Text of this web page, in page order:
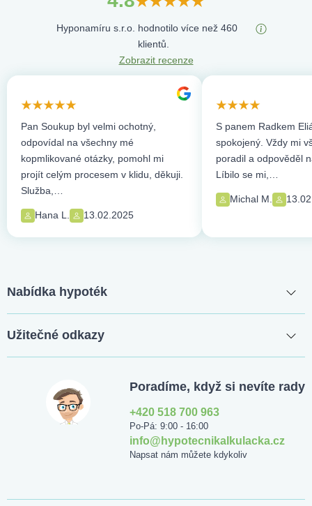
Hyponamíru s.r.o. hodnotilo více než 460
klientů.
Zobrazit recenze
Pan Soukup byl velmi ochotný,
odpovídal na všechny mé
kopmlikované otázky, pomohl mi
projít celým procesem v klidu, děkuji.
Služba,…
Hana L. 13.02.2025
S panem Radkem
spokojený. Vždy mi
poradil a odpověděl
Líbilo se mi,…
Michal M.
Nabídka hypoték
Užitečné odkazy
Poradíme, když si nevíte rady
+420 518 700 963
Po-Pá: 9:00 - 16:00
info@hypotecnikalkulacka.cz
Napsat nám můžete kdykoliv